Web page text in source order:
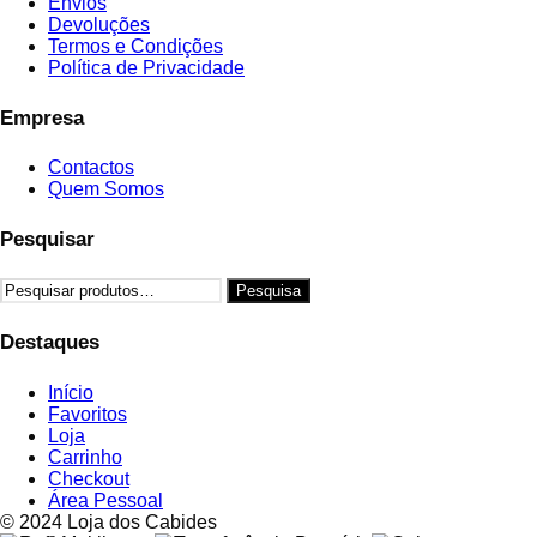
Devoluções
Termos e Condições
Política de Privacidade
Empresa
Contactos
Quem Somos
Pesquisar
Pesquisar
por:
Pesquisa
Destaques
Início
Favoritos
Loja
Carrinho
Checkout
Área Pessoal
© 2024 Loja dos Cabides